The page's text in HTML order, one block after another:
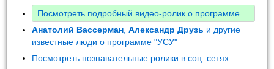
Посмотреть подробный видео-ролик о программе
Анатолий Вассерман ,Александр Друзь и другие
известные люди о программе "УСУ"
Посмотреть познавательные ролики в соц. сетях